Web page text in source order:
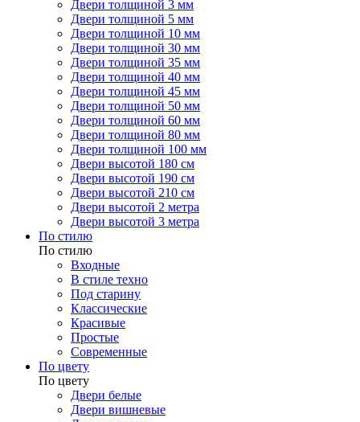
Двери толщиной 3 мм
Двери толщиной 5 мм
Двери толщиной 10 мм
Двери толщиной 30 мм
Двери толщиной 35 мм
Двери толщиной 40 мм
Двери толщиной 45 мм
Двери толщиной 50 мм
Двери толщиной 60 мм
Двери толщиной 80 мм
Двери толщиной 100 мм
Двери высотой 180 см
Двери высотой 190 см
Двери высотой 210 см
Двери высотой 2 метра
Двери высотой 3 метра
По стилю
По стилю
Входные
В стиле техно
Под старину
Классические
Красивые
Простые
Современные
По цвету
По цвету
Двери белые
Двери вишневые